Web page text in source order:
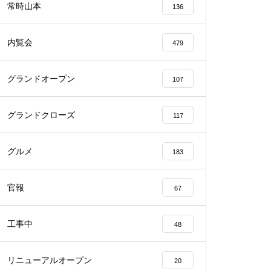
常時山本 136
内覧会 479
グランドオープン 107
グランドクローズ 117
グルメ 183
官報 67
工事中 48
リニューアルオープン 20